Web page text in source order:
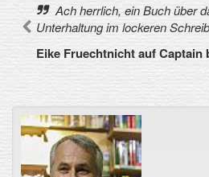
Ach herrlich, ein Buch über
Unterhaltung im lockeren
Eike Fruechtnicht auf Captain